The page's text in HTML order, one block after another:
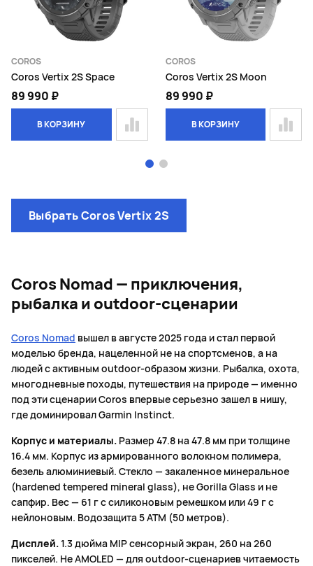
COROS
Coros Vertix 2S Space
89 990 ₽
В КОРЗИНУ
COROS
Coros Vertix 2S Moon
89 990 ₽
В КОРЗИНУ
Выбрать Coros Vertix 2S
Coros Nomad — приключения,
рыбалка и outdoor-сценарии
Coros Nomad вышел в августе 2025 года и стал первой
моделью бренда, нацеленной не на спортсменов, а на
людей с активным outdoor-образом жизни. Рыбалка, охота,
многодневные походы, путешествия на природе — именно
под эти сценарии Coros впервые серьезно зашел в нишу,
где доминировал Garmin Instinct.
Корпус и материалы. Размер 47.8 на 47.8 мм при толщине
16.4 мм. Корпус из армированного волокном полимера,
безель алюминиевый. Стекло — закаленное минеральное
(hardened tempered mineral glass), не Gorilla Glass и не
сапфир. Вес — 61 г с силиконовым ремешком или 49 г с
нейлоновым. Водозащита 5 ATM (50 метров).
Дисплей.1.3 дюйма MIP сенсорный экран, 260 на 260
пикселей. Не AMOLED — для outdoor-сценариев читаемость